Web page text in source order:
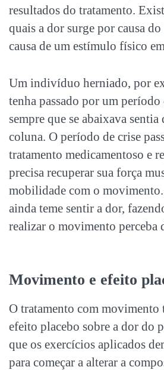
resultados do tratamento.
quais a dor surge por causa
causa de um estímulo físico
Um indivíduo herniado, por
tenha passado por um
sempre que se abaixava sentia
coluna. O período de crise
tratamento medicamentoso e
precisa recuperar sua força
mobilidade com o movimento.
ainda teme sentir a dor,
realizar o movimento perceba
Movimento e efeito
O tratamento com movimento
efeito placebo sobre a dor do
que os exercícios aplicados
para começar a alterar a